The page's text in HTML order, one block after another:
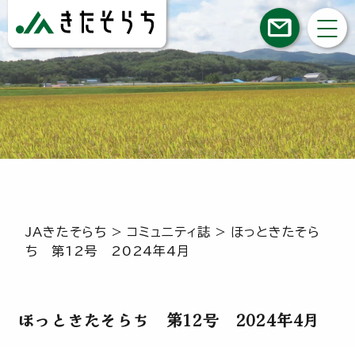
JAきたそらち > コミュニティ誌 > ほっときたそら
ち 第12号 2024年4月
ほっときたそらち 第12号 2024年4月